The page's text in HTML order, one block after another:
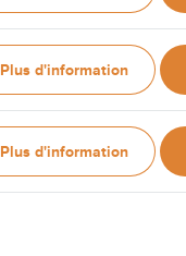
Plus d'information
Plus d'information